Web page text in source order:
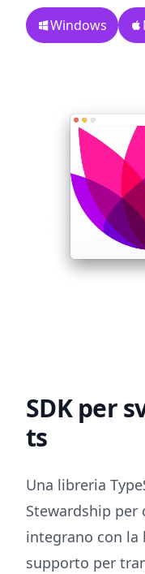
Windows
SDK per
ts
Una libreria
Stewardship per
integrano con la
supporto per